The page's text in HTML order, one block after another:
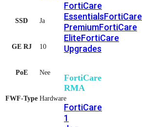
FortiCare
EssentialsFortiCare
PremiumFortiCare
EliteFortiCare
Upgrades
FortiCare
RMA
FortiCare
1
SSD Ja
GE RJ 10
PoE Nee
FWF-Type Hardware